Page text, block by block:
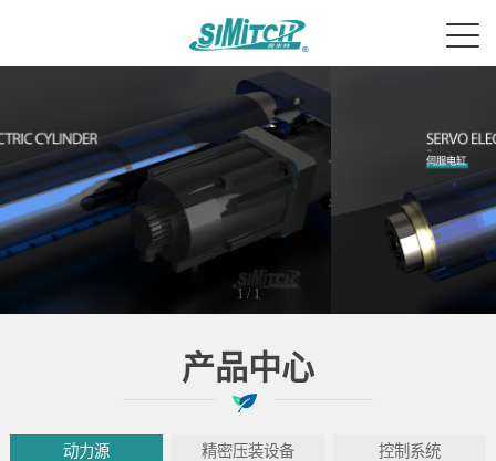
1 / 1
产品中心
动力源 精密压装设备 控制系统